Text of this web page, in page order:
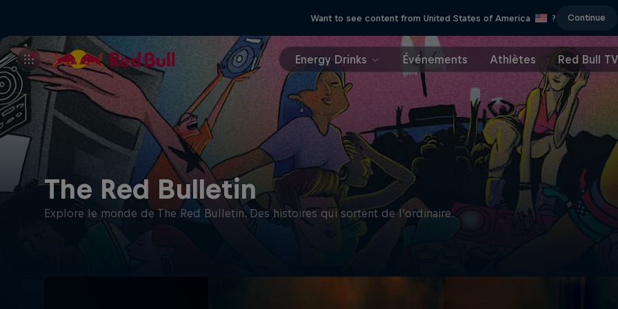
Want to see content from United States of America ? Continue
Energy Drinks Événements Athlètes Red Bull TV
The Red Bulletin
Explore le monde de The Red Bulletin. Des histoires qui sortent de l'ordinaire.